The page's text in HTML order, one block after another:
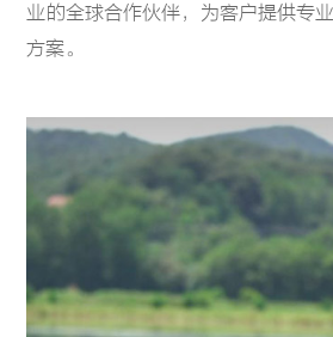
业的全球合作伙伴，为客户提供专
方案。